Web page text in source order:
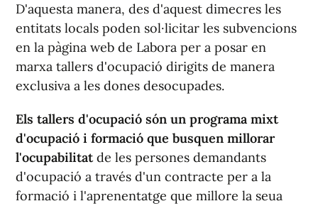
D'aquesta manera, des d'aquest dimecres les
entitats locals poden sol·licitar les subvencions
en la pàgina web de Labora per a posar en
marxa tallers d'ocupació dirigits de manera
exclusiva a les dones desocupades.
Els tallers d'ocupació són un programa mixt
d'ocupació i formació que busquen millorar
l'ocupabilitatde les persones demandants
d'ocupació a través d'un contracte per a la
formació i l'aprenentatge que millore la seua